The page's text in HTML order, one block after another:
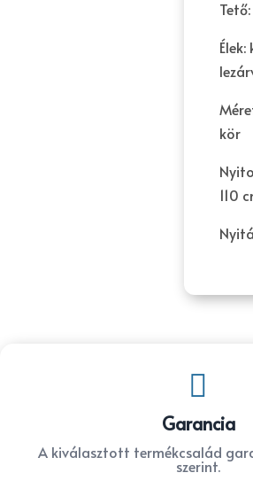
kör
110

Garancia
A kiválasztott termékcsalád
szerint.